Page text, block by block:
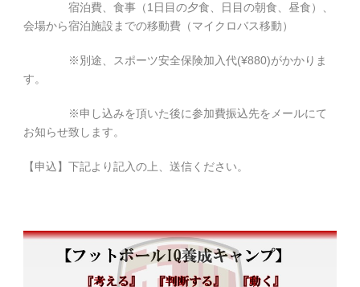
宿泊費、食事（1日目の夕食、日目の朝食、昼食）、
会場から宿泊施設までの移動費（マイクロバス移動）
※別途、スポーツ安全保険加入代(¥880)がかかりま
す。
※申し込みを頂いた後に参加費振込先をメールにて
お知らせ致します。
【申込】下記より記入の上、送信ください。